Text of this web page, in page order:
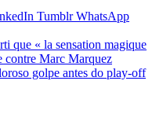
Tumblr WhatsApp
que « la sensation magique
contre Marc Marquez
golpe antes do play-off